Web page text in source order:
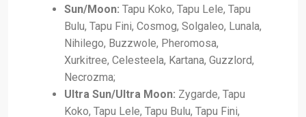
Sun/Moon: Tapu Koko, Tapu Lele, Tapu
Bulu, Tapu Fini, Cosmog, Solgaleo, Lunala,
Nihilego, Buzzwole, Pheromosa,
Xurkitree, Celesteela, Kartana, Guzzlord,
Necrozma;
Ultra Sun/Ultra Moon: Zygarde, Tapu
Koko, Tapu Lele, Tapu Bulu, Tapu Fini,